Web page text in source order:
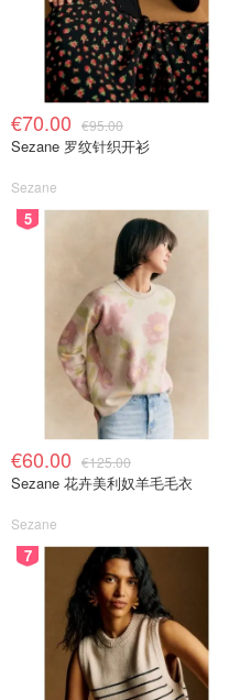
€70.00 €95.00
Sezane 罗纹针织开衫
Sezane
5
€60.00 €125.00
Sezane 花卉美利奴羊毛毛衣
Sezane
7